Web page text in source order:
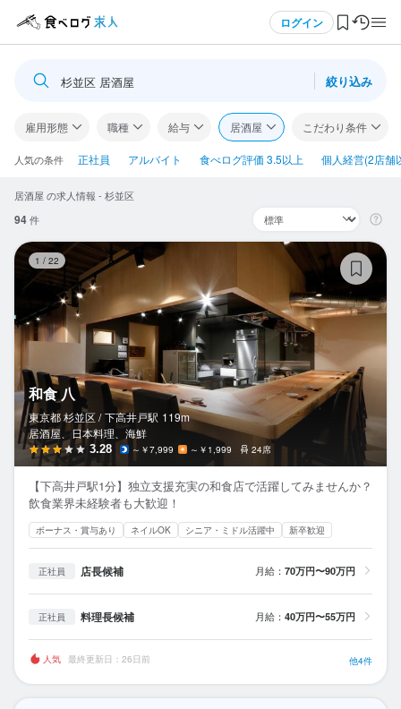
ログイン
ログイン・無料会員登録
食べログ求人TOP
求人検索
閲覧履歴
気になる求人
検索履歴・保存した条件
応募履歴
WEB履歴書
スカウト・メルマガ受信設定
ヘルプ・お問い合わせフォーム
掲載をご検討の店舗様へ
プライバシーポリシー
利用規約
企業情報
杉並区 居酒屋 絞り込み
雇用形態 職種 給与 居酒屋 こだわり条件
人気の条件 正社員 アルバイト 食べログ評価 3.5以上 個人経営(2店舗
居酒屋 の求人情報 - 杉並区
94件
1 / 22
和食 八
東京都 杉並区 / 下高井戸駅 119m
居酒屋、日本料理、海鮮
3.28 ～￥7,999 ～￥1,999 24席
【下高井戸駅1分】独立支援充実の和食店で活躍してみませんか？
飲食業界未経験者も大歓迎！
ボーナス・賞与あり ネイルOK シニア・ミドル活躍中 新卒歓迎
正社員 店長候補 月給： 70万円〜90万円
正社員 料理長候補 月給： 40万円〜55万円
人気 最終更新日：26日前 他4件